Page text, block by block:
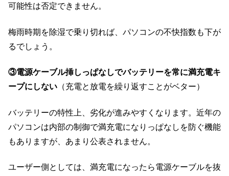
可能性は否定できません。
梅雨時期を除湿で乗り切れば、パソコンの不快指数も下が
るでしょう。
③電源ケーブル挿しっぱなしでバッテリーを常に満充電キ
ープにしない （充電と放電を繰り返すことがベター）
バッテリーの特性上、劣化が進みやすくなります。近年の
パソコンは内部の制御で満充電になりっぱなしを防ぐ機能
もありますが、あまり公表されません。
ユーザー側としては、満充電になったら電源ケーブルを抜